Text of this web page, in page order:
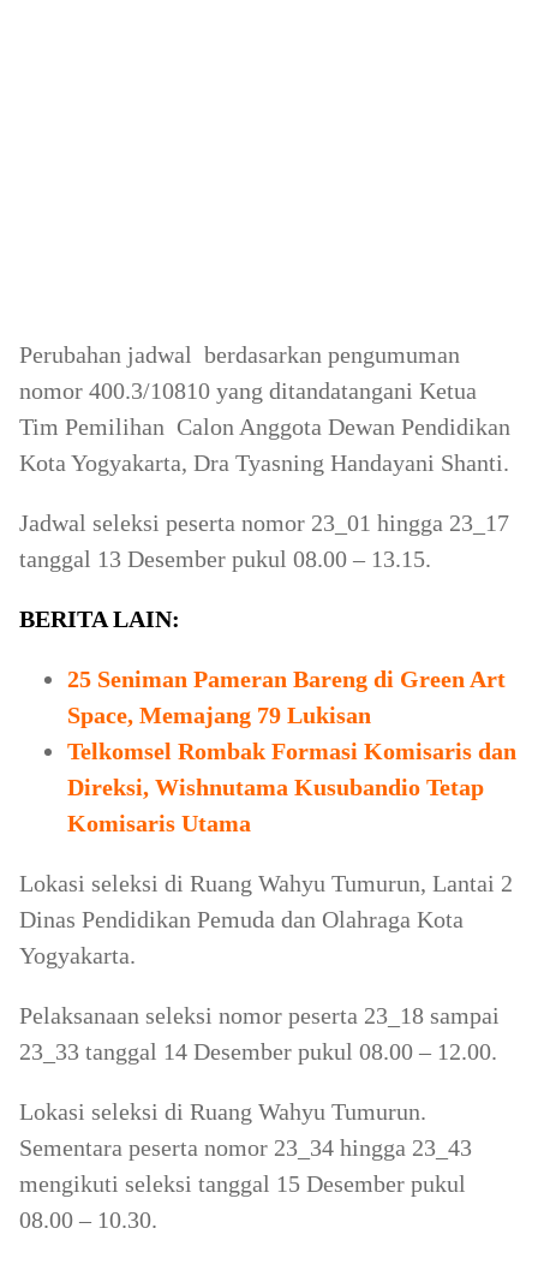
Perubahan jadwal berdasarkan pengumuman
nomor 400.3/10810 yang ditandatangani Ketua
Tim Pemilihan Calon Anggota Dewan Pendidikan
Kota Yogyakarta, Dra Tyasning Handayani Shanti.
Jadwal seleksi peserta nomor 23_01 hingga 23_17
tanggal 13 Desember pukul 08.00 – 13.15.
BERITA LAIN:
25 Seniman Pameran Bareng di Green Art
Space, Memajang 79 Lukisan
Telkomsel Rombak Formasi Komisaris dan
Direksi, Wishnutama Kusubandio Tetap
Komisaris Utama
Lokasi seleksi di Ruang Wahyu Tumurun, Lantai 2
Dinas Pendidikan Pemuda dan Olahraga Kota
Yogyakarta.
Pelaksanaan seleksi nomor peserta 23_18 sampai
23_33 tanggal 14 Desember pukul 08.00 – 12.00.
Lokasi seleksi di Ruang Wahyu Tumurun.
Sementara peserta nomor 23_34 hingga 23_43
mengikuti seleksi tanggal 15 Desember pukul
08.00 – 10.30.